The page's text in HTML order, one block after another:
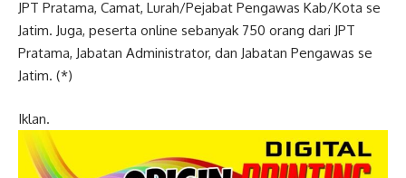
JPT Pratama, Camat, Lurah/Pejabat Pengawas Kab/Kota se
Jatim. Juga, peserta online sebanyak 750 orang dari JPT
Pratama, Jabatan Administrator, dan Jabatan Pengawas se
Jatim. (*)
Iklan.